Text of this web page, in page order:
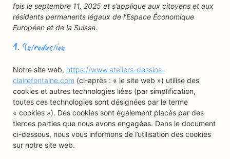
fois le septembre 11, 2025 et s’applique aux citoyens et aux
résidents permanents légaux de l’Espace Économique
Européen et de la Suisse.
1. Introduction
Notre site web, https://www.ateliers-dessins-
clairefontaine.com (ci-après : « le site web ») utilise des
cookies et autres technologies liées (par simplification,
toutes ces technologies sont désignées par le terme
« cookies »). Des cookies sont également placés par des
tierces parties que nous avons engagées. Dans le document
ci-dessous, nous vous informons de l’utilisation des cookies
sur notre site web.